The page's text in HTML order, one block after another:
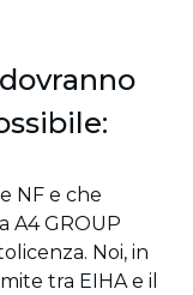
NF e che
A4 GROUP
Noi, in
tra EIHA e il